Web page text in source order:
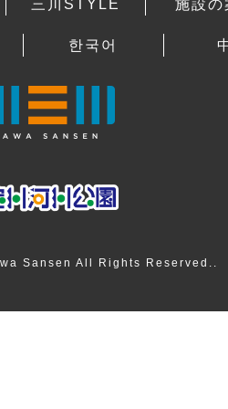
三川STYLE 施設の
한국어
Sansen All Rights Reserved..